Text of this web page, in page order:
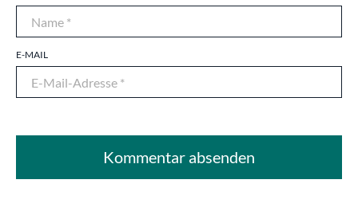
E-MAIL